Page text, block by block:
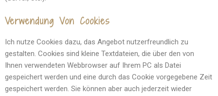
Verwendung Von Cookies
Ich nutze Cookies dazu, das Angebot nutzerfreundlich zu
gestalten. Cookies sind kleine Textdateien, die über den von
Ihnen verwendeten Webbrowser auf Ihrem PC als Datei
gespeichert werden und eine durch das Cookie vorgegebene Zeit
gespeichert werden. Sie können aber auch jederzeit wieder